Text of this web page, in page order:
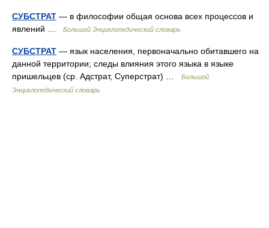
СУБСТРАТ — в философии общая основа всех процессов и
явлений …
Большой Энциклопедический словарь
СУБСТРАТ — язык населения, первоначально обитавшего на
данной территории; следы влияния этого языка в языке
пришельцев (ср. Адстрат, Суперстрат) …
Большой
Энциклопедический словарь